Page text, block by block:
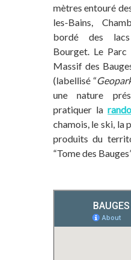
mètres entouré
les-Bains,
bordé des
Bourget. Le
Massif des
(labellisé “
une nature
pratiquer la
chamois, le ski, la
produits du
“Tome des